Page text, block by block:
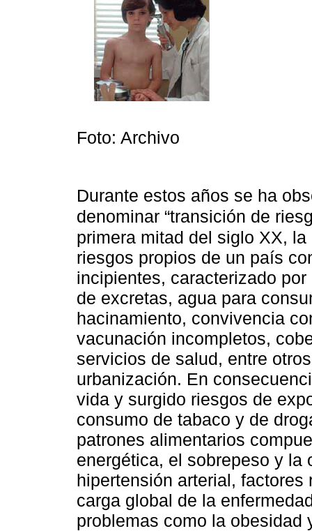
Foto: Archivo
Durante estos años se ha
denominar “transición de
primera mitad del siglo XX,
riesgos propios de un país
incipientes, caracterizado
de excretas, agua para
hacinamiento, convivencia
vacunación incompletos,
servicios de salud, entre
urbanización. En
vida y surgido riesgos de
consumo de tabaco y de
patrones alimentarios
energética, el sobrepeso y la
hipertensión arterial,
carga global de la
problemas como la obesidad